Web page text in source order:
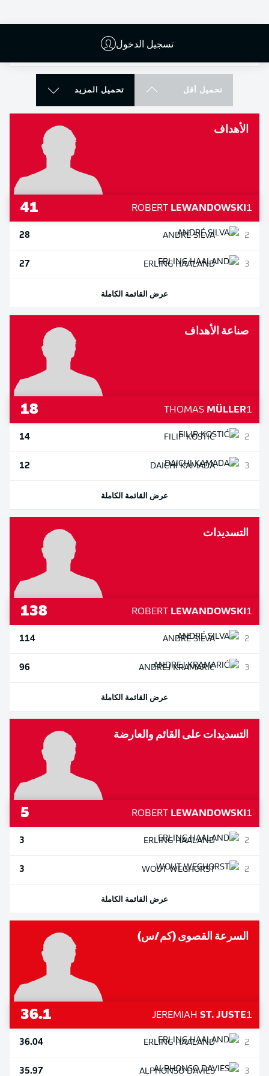
تسجيل الدخول
9
DJIBRILSOW
90.29
JÉRÔME
تحميل أقل تحميل المزيد
الأهداف
1
ROBERT LEWANDOWSKI
41
2
ANDRÉSILVA
28
3
ERLINGHAALAND
27
عرض القائمة الكاملة
صناعة الأهداف
1
THOMAS MÜLLER
18
2
FILIPKOSTIĆ
14
3
DAICHIKAMADA
12
عرض القائمة الكاملة
التسديدات
1
ROBERT LEWANDOWSKI
138
2
ANDRÉSILVA
114
3
ANDREJKRAMARIĆ
96
عرض القائمة الكاملة
التسديدات على القائم والعارضة
1
ROBERT LEWANDOWSKI
5
2
ERLINGHAALAND
3
2
WOUTWEGHORST
3
عرض القائمة الكاملة
السرعة القصوى (كم/س)
1
JEREMIAH ST. JUSTE
36.1
2
ERLINGHAALAND
36.04
3
ALPHONSODAVIES
35.97